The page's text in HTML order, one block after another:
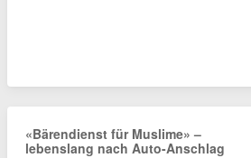
«Bärendienst für Muslime» –
lebenslang nach Auto-Anschlag